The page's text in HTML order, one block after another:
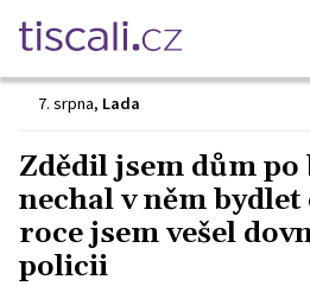
7. srpna, Lada
Zdědil jsem dům po
nechal v něm
roce jsem vešel
policii